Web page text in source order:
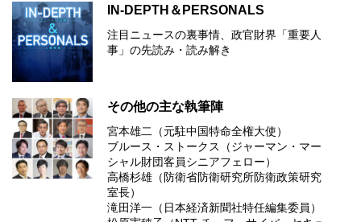
IN-DEPTH＆PERSONALS
注目ニュースの裏事情、政官財界「重要人
事」の先読み・読み解き
その他の主な執筆陣
宮本雄二（元駐中国特命全権大使）
ブルース・ストークス（ジャーマン・マー
シャル財団客員シニアフェロー）
高橋杉雄（防衛省防衛研究所防衛政策研究
室長）
滝田洋一（日本経済新聞社特任編集委員）